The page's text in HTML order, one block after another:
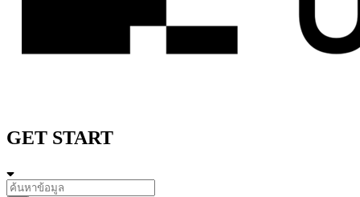
GET START